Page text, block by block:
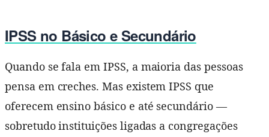
IPSS no Básico e Secundário
Quando se fala em IPSS, a maioria das pessoas
pensa em creches. Mas existem IPSS que
oferecem ensino básico e até secundário —
sobretudo instituições ligadas a congregações